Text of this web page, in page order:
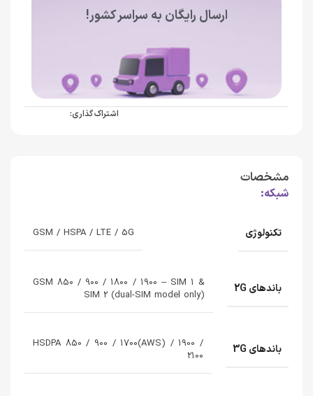
ارسال رایگان به سراسر کشور!
اشتراک گذاری:
مشخصات
شبکه:
تکنولوژی GSM / HSPA / LTE / 5G
باندهای 2G
GSM 850 / 900 / 1800 / 1900 – SIM 1 &
SIM 2 (dual-SIM model only)
باندهای 3G
HSDPA 850 / 900 / 1700(AWS) / 1900 /
2100